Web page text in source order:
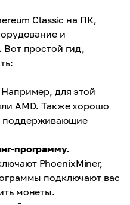
Classic на ПК,
и
простой гид,
Например, для этой
AMD. Также хорошо
поддерживающие
программу.
PhoenixMiner,
подключают вас
монеты.